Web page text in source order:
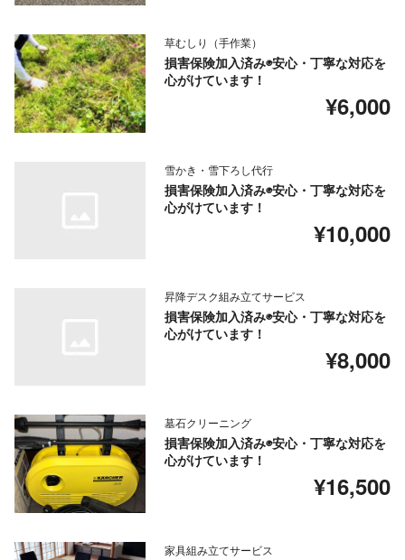
草むしり（手作業）
損害保険加入済み◉安心・丁寧な対応を
心がけています！
¥6,000
雪かき・雪下ろし代行
損害保険加入済み◉安心・丁寧な対応を
心がけています！
¥10,000
昇降デスク組み立てサービス
損害保険加入済み◉安心・丁寧な対応を
心がけています！
¥8,000
墓石クリーニング
損害保険加入済み◉安心・丁寧な対応を
心がけています！
¥16,500
家具組み立てサービス